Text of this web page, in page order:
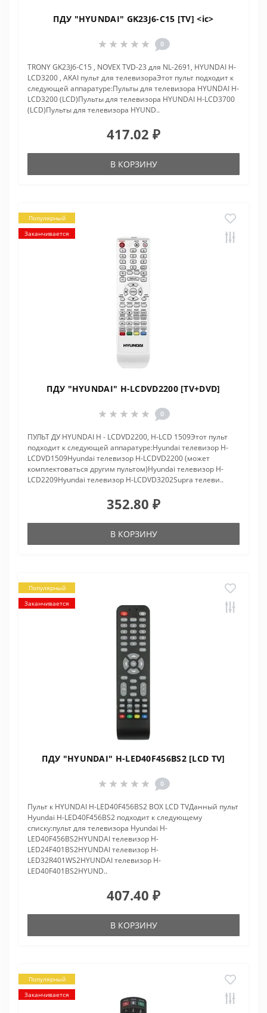
ПДУ "HYUNDAI" GK23J6-C15 [TV] <ic>
0
TRONY GK23J6-C15 , NOVEX TVD-23 для NL-2691, HYUNDAI H-
LCD3200 , AKAI пульт для телевизораЭтот пульт подходит к
следующей аппаратуре:Пульты для телевизора HYUNDAI H-
LCD3200 (LCD)Пульты для телевизора HYUNDAI H-LCD3700
(LCD)Пульты для телевизора HYUND..
417.02 ₽
В КОРЗИНУ
Популярный
Заканчивается
ПДУ "HYUNDAI" H-LCDVD2200 [TV+DVD]
0
ПУЛЬТ ДУ HYUNDAI H - LCDVD2200, H-LCD 1509Этот пульт
подходит к следующей аппаратуре:Hyundai телевизор H-
LCDVD1509Hyundai телевизор H-LCDVD2200 (может
комплектоваться другим пультом)Hyundai телевизор H-
LCD2209Hyundai телевизор H-LCDVD3202Supra телеви..
352.80 ₽
В КОРЗИНУ
Популярный
Заканчивается
ПДУ "HYUNDAI" H-LED40F456BS2 [LCD TV]
0
Пульт к HYUNDAI H-LED40F456BS2 BOX LCD TVДанный пульт
Hyundai H-LED40F456BS2 подходит к следующему
списку:пульт для телевизора Hyundai H-
LED40F456BS2HYUNDAI телевизор H-
LED24F401BS2HYUNDAI телевизор H-
LED32R401WS2HYUNDAI телевизор H-
LED40F401BS2HYUND..
407.40 ₽
В КОРЗИНУ
Популярный
Заканчивается